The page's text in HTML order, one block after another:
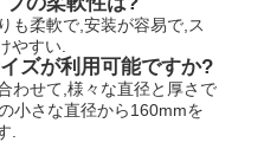
も柔軟で,安装が容易で,ス
やすい.
ズが利用可能ですか?
わせて,様々な直径と厚さで
小さな直径から160mmを
.